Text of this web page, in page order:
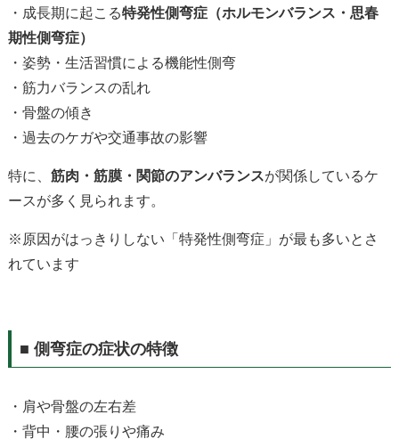
・成長期に起こる特発性側弯症（ホルモンバランス・思春
期性側弯症）
・姿勢・生活習慣による機能性側弯
・筋力バランスの乱れ
・骨盤の傾き
・過去のケガや交通事故の影響
特に、 筋肉・筋膜・関節のアンバランスが関係しているケ
ースが多く見られます。
※原因がはっきりしない「特発性側弯症」が最も多いとさ
れています
■ 側弯症の症状の特徴
・肩や骨盤の左右差
・背中・腰の張りや痛み